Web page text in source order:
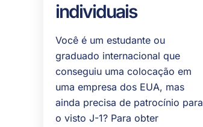
individuais
Você é um estudante ou
graduado internacional que
conseguiu uma colocação em
uma empresa dos EUA, mas
ainda precisa de patrocínio para
o visto J-1? Para obter